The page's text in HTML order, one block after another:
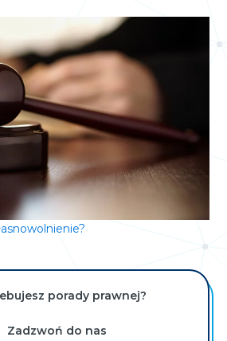
porady prawnej?
Zadzwoń do nas